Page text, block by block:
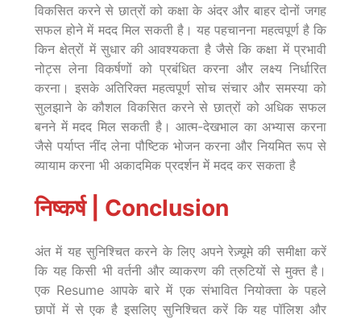
विकसित करने से छात्रों को कक्षा के अंदर और बाहर दोनों जगह
सफल होने में मदद मिल सकती है। यह पहचानना महत्वपूर्ण है कि
किन क्षेत्रों में सुधार की आवश्यकता है जैसे कि कक्षा में प्रभावी
नोट्स लेना विकर्षणों को प्रबंधित करना और लक्ष्य निर्धारित
करना। इसके अतिरिक्त महत्वपूर्ण सोच संचार और समस्या को
सुलझाने के कौशल विकसित करने से छात्रों को अधिक सफल
बनने में मदद मिल सकती है। आत्म-देखभाल का अभ्यास करना
जैसे पर्याप्त नींद लेना पौष्टिक भोजन करना और नियमित रूप से
व्यायाम करना भी अकादमिक प्रदर्शन में मदद कर सकता है
निष्कर्ष | Conclusion
अंत में यह सुनिश्चित करने के लिए अपने रेज़्यूमे की समीक्षा करें
कि यह किसी भी वर्तनी और व्याकरण की त्रुटियों से मुक्त है।
एक Resume आपके बारे में एक संभावित नियोक्ता के पहले
छापों में से एक है इसलिए सुनिश्चित करें कि यह पॉलिश और